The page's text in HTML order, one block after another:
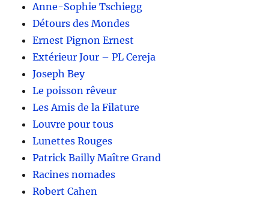
Anne-Sophie Tschiegg
Détours des Mondes
Ernest Pignon Ernest
Extérieur Jour – PL Cereja
Joseph Bey
Le poisson rêveur
Les Amis de la Filature
Louvre pour tous
Lunettes Rouges
Patrick Bailly Maître Grand
Racines nomades
Robert Cahen